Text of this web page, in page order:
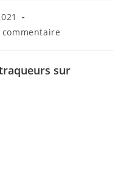
:
commentaire
sur